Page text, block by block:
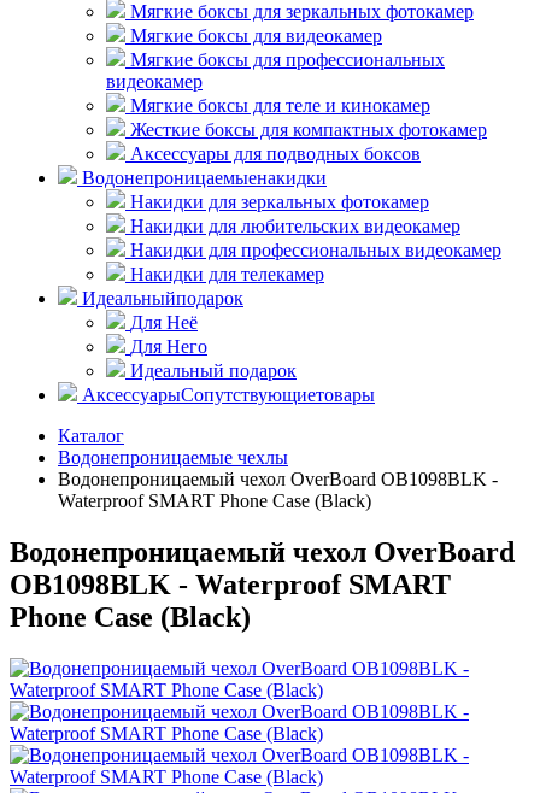
Мягкие боксы для зеркальных фотокамер
Мягкие боксы для видеокамер
Мягкие боксы для профессиональных
видеокамер
Мягкие боксы для теле и кинокамер
Жесткие боксы для компактных фотокамер
Аксессуары для подводных боксов
Водонепроницаемыенакидки
Накидки для зеркальных фотокамер
Накидки для любительских видеокамер
Накидки для профессиональных видеокамер
Накидки для телекамер
Идеальныйподарок
Для Неё
Для Него
Идеальный подарок
АксессуарыСопутствующиетовары
Каталог
Водонепроницаемые чехлы
Водонепроницаемый чехол OverBoard OB1098BLK -
Waterproof SMART Phone Case (Black)
Водонепроницаемый чехол OverBoard
OB1098BLK - Waterproof SMART
Phone Case (Black)